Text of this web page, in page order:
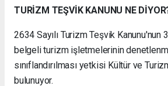
TURİZM TEŞVİK KANUNU NE
2634 Sayılı Turizm Teşvik Kanunu'nun
belgeli turizm işletmelerinin
sınıflandırılması yetkisi Kültür ve
bulunuyor.